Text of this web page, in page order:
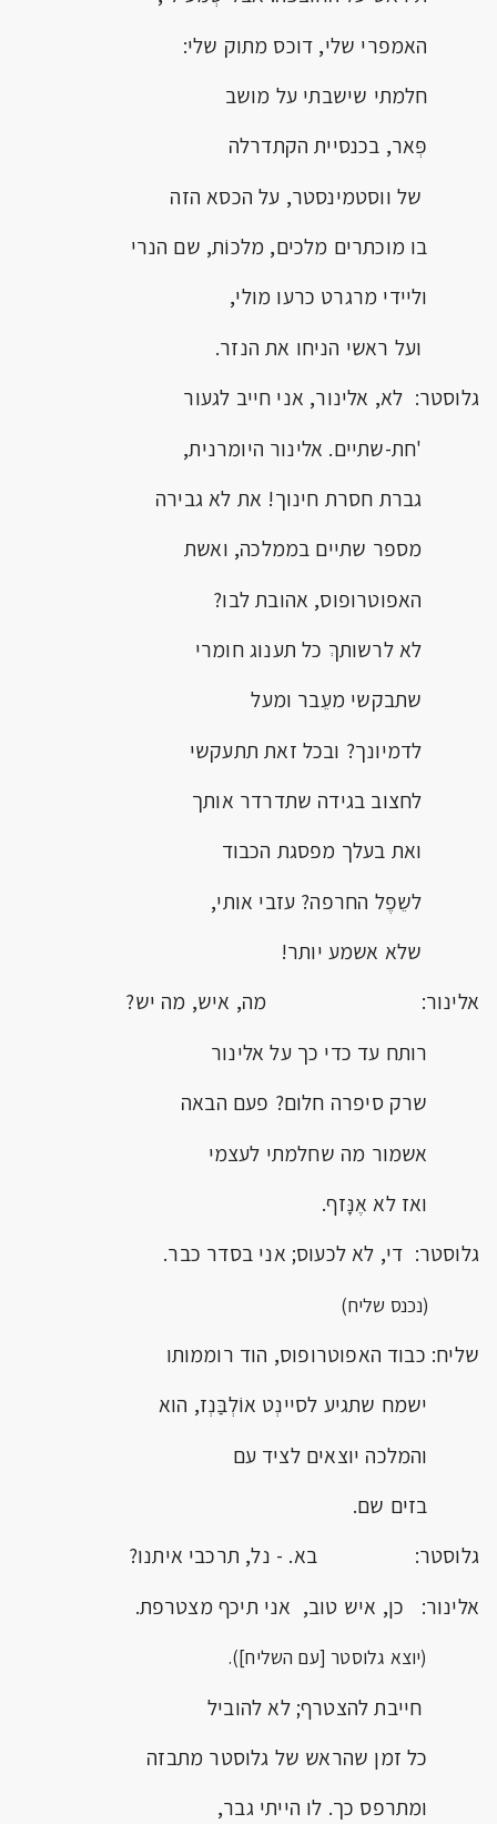
האמפרי שלי, דוכס מתוק שלי:
חלמתי שישבתי על מושב
פְּאר, בכנסיית הקתדרלה
של ווסטמינסטר, על הכסא הזה
בו מוכתרים מלכים, מלכוֹת, שם הנרי
וליידי מרגרט כרעו מולי,
ועל ראשי הניחו את הנזר.
גלוסטר: לא, אלינור, אני חייב לגעור
'חת-שתיים. אלינור היומרנית,
גברת חסרת חינוך! את לא גבירה
מספר שתיים בממלכה, ואשת
האפוטרופוס, אהובת לבו?
לא לרשותךְ כל תענוג חומרי
שתבקשי מעֵבר ומעל
לדמיונך? ובכל זאת תתעקשי
לחצוב בגידה שתדרדר אותך
ואת בעלך מפסגת הכבוד
לשֵפֶל החרפה? עזבי אותי,
שלא אשמע יותר!
אלינור: מה, איש, מה יש?
רותח עד כדי כך על אלינור
שרק סיפרה חלום? פעם הבאה
אשמור מה שחלמתי לעצמי
ואז לא אֶנָּזף.
גלוסטר: די, לא לכעוס; אני בסדר כבר.
(נכנס שליח)
שליח: כבוד האפוטרופוס, הוד רוממותו
ישמח שתגיע לסיינְט אוֹלְבַּנְז, הוא
והמלכה יוצאים לציד עם
בזים שם.
גלוסטר: בא. - נל, תרכבי איתנו?
אלינור: כן, איש טוב, אני תיכף מצטרפת.
(יוצא גלוסטר [עם השליח]).
חייבת להצטרף; לא להוביל
כל זמן שהראש של גלוסטר מתבזה
ומתרפס כך. לו הייתי גבר,